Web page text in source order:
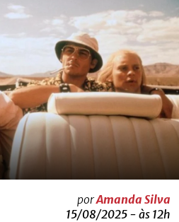
porAmanda Silva
15/08/2025 - às 12h